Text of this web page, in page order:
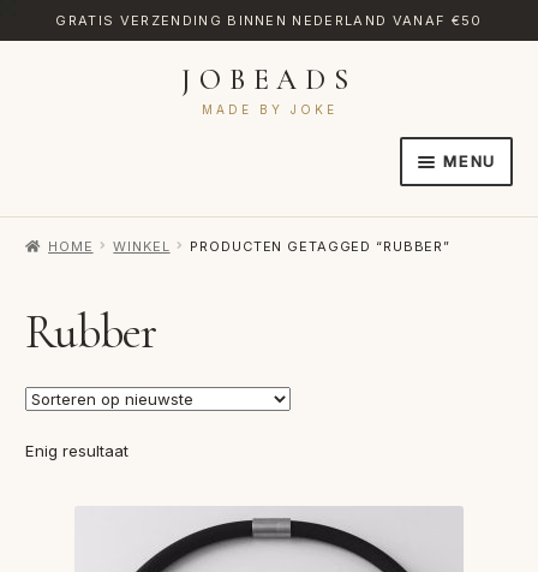
GRATIS VERZENDING BINNEN NEDERLAND VANAF €50
JOBEADS
MADE BY JOKE
MENU
CATEGORIES
MIJN ACCOUNT
RETOURNEREN
VERLANGLIJST
HOME WINKEL PRODUCTEN GETAGGED “RUBBER”
Rubber
Enig resultaat